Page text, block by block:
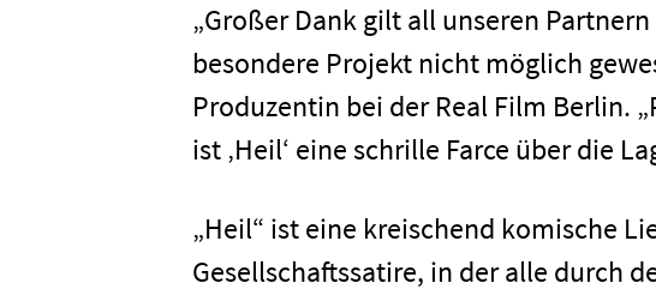
„Großer Dank gilt all unseren
besondere Projekt nicht möglich
Produzentin bei der Real Film Berlin.
ist ‚Heil‘ eine schrille Farce über die
„Heil“ ist eine kreischend komische
Gesellschaftssatire, in der alle durch